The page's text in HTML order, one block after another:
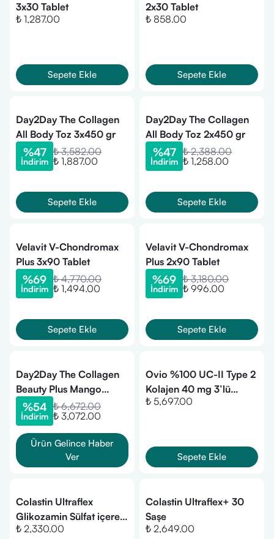
3x30 Tablet
₺ 1,287.00
Sepete Ekle
2x30 Tablet
₺ 858.00
Sepete Ekle
Day2Day The Collagen
All Body Toz 3x450 gr
%47
İndirim
₺ 3,582.00
₺ 1,887.00
Sepete Ekle
Day2Day The Collagen
All Body Toz 2x450 gr
%47
İndirim
₺ 2,388.00
₺ 1,258.00
Sepete Ekle
Velavit V-Chondromax
Plus 3x90 Tablet
%69
İndirim
₺ 4,770.00
₺ 1,494.00
Sepete Ekle
Velavit V-Chondromax
Plus 2x90 Tablet
%69
İndirim
₺ 3,180.00
₺ 996.00
Sepete Ekle
Day2Day The Collagen
Beauty Plus Mango
Aromalı 3 Adet 30x40
ml Tüp
%54
İndirim
₺ 6,672.00
₺ 3,072.00
Ürün Gelince Haber
Ver
Ovio %100 UC-II Type 2
Kolajen 40 mg 3’lü
Paket
₺ 5,697.00
Sepete Ekle
Colastin Ultraflex
Glikozamin Sülfat içeren
Takviye Edici Gıda 100
₺ 2,330.00
Colastin Ultraflex+ 30
Saşe
₺ 2,649.00